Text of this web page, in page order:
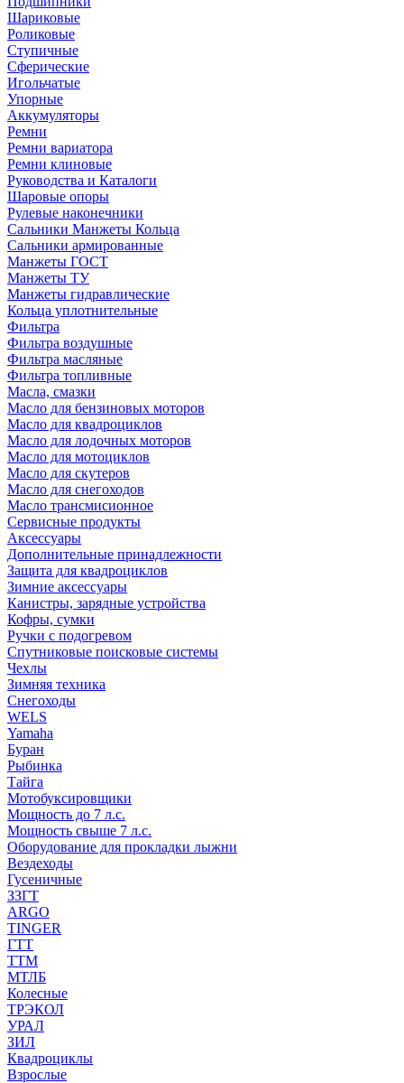
Шариковые
Роликовые
Ступичные
Сферические
Игольчатые
Упорные
Аккумуляторы
Ремни
Ремни вариатора
Ремни клиновые
Руководства и Каталоги
Шаровые опоры
Рулевые наконечники
Сальники Манжеты Кольца
Сальники армированные
Манжеты ГОСТ
Манжеты ТУ
Манжеты гидравлические
Кольца уплотнительные
Фильтра
Фильтра воздушные
Фильтра масляные
Фильтра топливные
Масла, смазки
Масло для бензиновых моторов
Масло для квадроциклов
Масло для лодочных моторов
Масло для мотоциклов
Масло для скутеров
Масло для снегоходов
Масло трансмисионное
Сервисные продукты
Аксессуары
Дополнительные принадлежности
Защита для квадроциклов
Зимние аксессуары
Канистры, зарядные устройства
Кофры, сумки
Ручки с подогревом
Спутниковые поисковые системы
Чехлы
Зимняя техника
Снегоходы
WELS
Yamaha
Буран
Рыбинка
Тайга
Мотобуксировщики
Мощность до 7 л.с.
Мощность свыше 7 л.с.
Оборудование для прокладки лыжни
Вездеходы
Гусеничные
ЗЗГТ
ARGO
TINGER
ГТТ
ТТМ
МТЛБ
Колесные
ТРЭКОЛ
УРАЛ
ЗИЛ
Квадроциклы
Взрослые